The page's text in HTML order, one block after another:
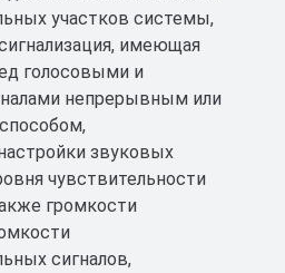
участков системы,
имеющая
голосовыми и
непрерывным или
звуковых
чувствительности
громкости
сигналов,